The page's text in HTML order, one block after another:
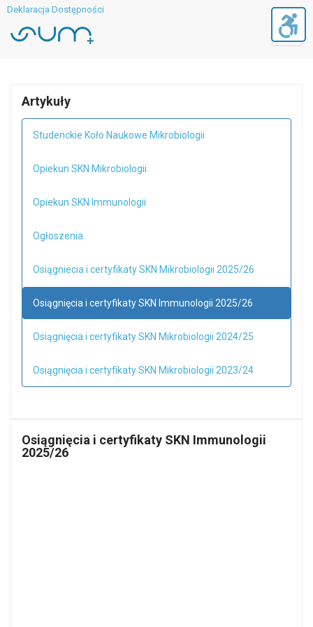
Deklaracja Dostępności
Artykuły
Studenckie Koło Naukowe Mikrobiologii
Opiekun SKN Mikrobiologii
Opiekun SKN Immunologii
Ogłoszenia
Osiągniecia i certyfikaty SKN Mikrobiologii 2025/26
Osiągnięcia i certyfikaty SKN Immunologii 2025/26
Osiągnięcia i certyfikaty SKN Mikrobiologii 2024/25
Osiągnięcia i certyfikaty SKN Mikrobiologii 2023/24
Osiągnięcia i certyfikaty SKN Immunologii
2025/26